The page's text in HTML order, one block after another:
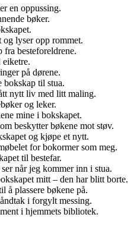
en oppussing.
bøker.
lyser opp rommet.
besteforeldrene.
eiketre.
på dørene.
bokskap til stua.
nytt liv med litt maling.
og leker.
mine i bokskapet.
beskytter bøkene mot støv.
og kjøpe et nytt.
for bokormer som meg.
til bestefar.
når jeg kommer inn i stua.
mitt – den har blitt borte.
å plassere bøkene på.
i forgylt messing.
i hjemmets bibliotek.